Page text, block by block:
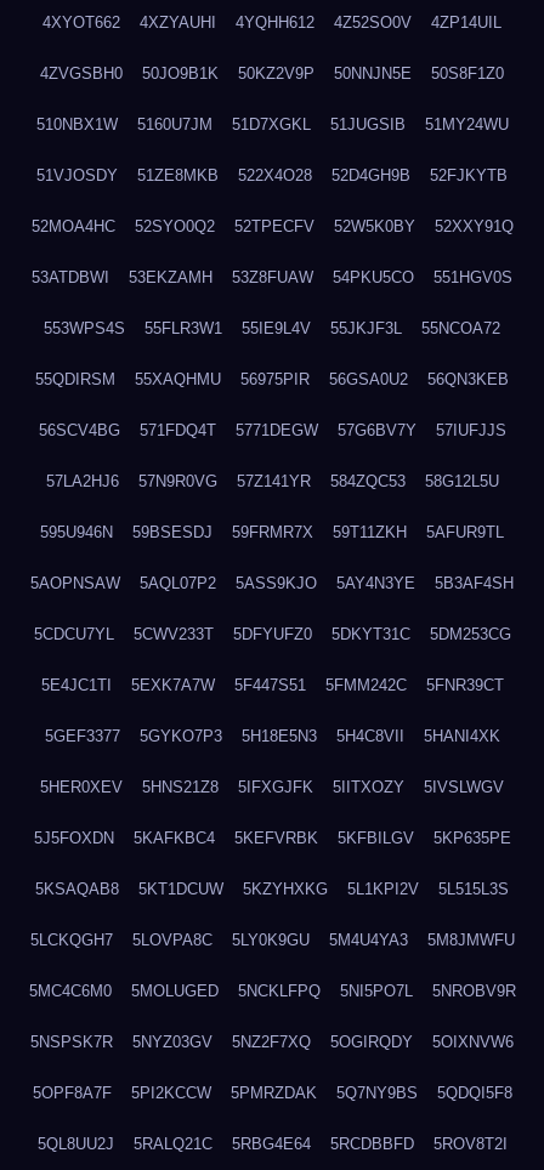
4XYOT662 4XZYAUHI 4YQHH612 4Z52SO0V 4ZP14UIL
4ZVGSBH0 50JO9B1K 50KZ2V9P 50NNJN5E 50S8F1Z0
510NBX1W 5160U7JM 51D7XGKL 51JUGSIB 51MY24WU
51VJOSDY 51ZE8MKB 522X4O28 52D4GH9B 52FJKYTB
52MOA4HC 52SYO0Q2 52TPECFV 52W5K0BY 52XXY91Q
53ATDBWI 53EKZAMH 53Z8FUAW 54PKU5CO 551HGV0S
553WPS4S 55FLR3W1 55IE9L4V 55JKJF3L 55NCOA72
55QDIRSM 55XAQHMU 56975PIR 56GSA0U2 56QN3KEB
56SCV4BG 571FDQ4T 5771DEGW 57G6BV7Y 57IUFJJS
57LA2HJ6 57N9R0VG 57Z141YR 584ZQC53 58G12L5U
595U946N 59BSESDJ 59FRMR7X 59T11ZKH 5AFUR9TL
5AOPNSAW 5AQL07P2 5ASS9KJO 5AY4N3YE 5B3AF4SH
5CDCU7YL 5CWV233T 5DFYUFZ0 5DKYT31C 5DM253CG
5E4JC1TI 5EXK7A7W 5F447S51 5FMM242C 5FNR39CT
5GEF3377 5GYKO7P3 5H18E5N3 5H4C8VII 5HANI4XK
5HER0XEV 5HNS21Z8 5IFXGJFK 5IITXOZY 5IVSLWGV
5J5FOXDN 5KAFKBC4 5KEFVRBK 5KFBILGV 5KP635PE
5KSAQAB8 5KT1DCUW 5KZYHXKG 5L1KPI2V 5L515L3S
5LCKQGH7 5LOVPA8C 5LY0K9GU 5M4U4YA3 5M8JMWFU
5MC4C6M0 5MOLUGED 5NCKLFPQ 5NI5PO7L 5NROBV9R
5NSPSK7R 5NYZ03GV 5NZ2F7XQ 5OGIRQDY 5OIXNVW6
5OPF8A7F 5PI2KCCW 5PMRZDAK 5Q7NY9BS 5QDQI5F8
5QL8UU2J 5RALQ21C 5RBG4E64 5RCDBBFD 5ROV8T2I